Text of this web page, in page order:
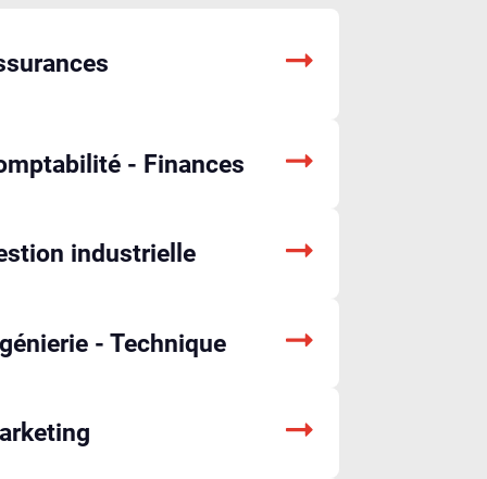
- Finances
industrielle
- Technique